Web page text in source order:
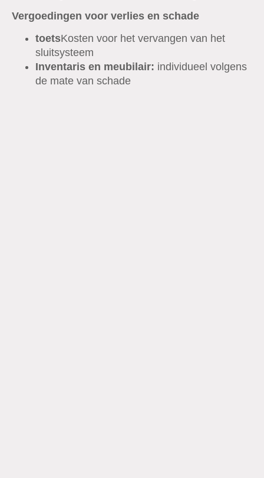
Vergoedingen voor verlies en schade
toetsKosten voor het vervangen van het
sluitsysteem
Inventaris en meubilair: individueel volgens
de mate van schade